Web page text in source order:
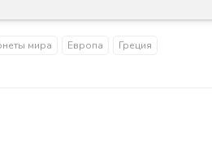
мира Европа Греция